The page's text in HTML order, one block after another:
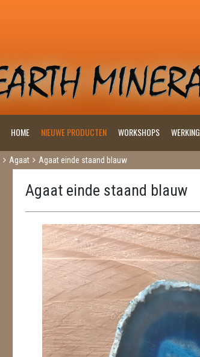
HOME NIEUWE PRODUCTEN WORKSHOPS WERKING
Agaat Agaat einde staand blauw
Agaat einde staand blauw